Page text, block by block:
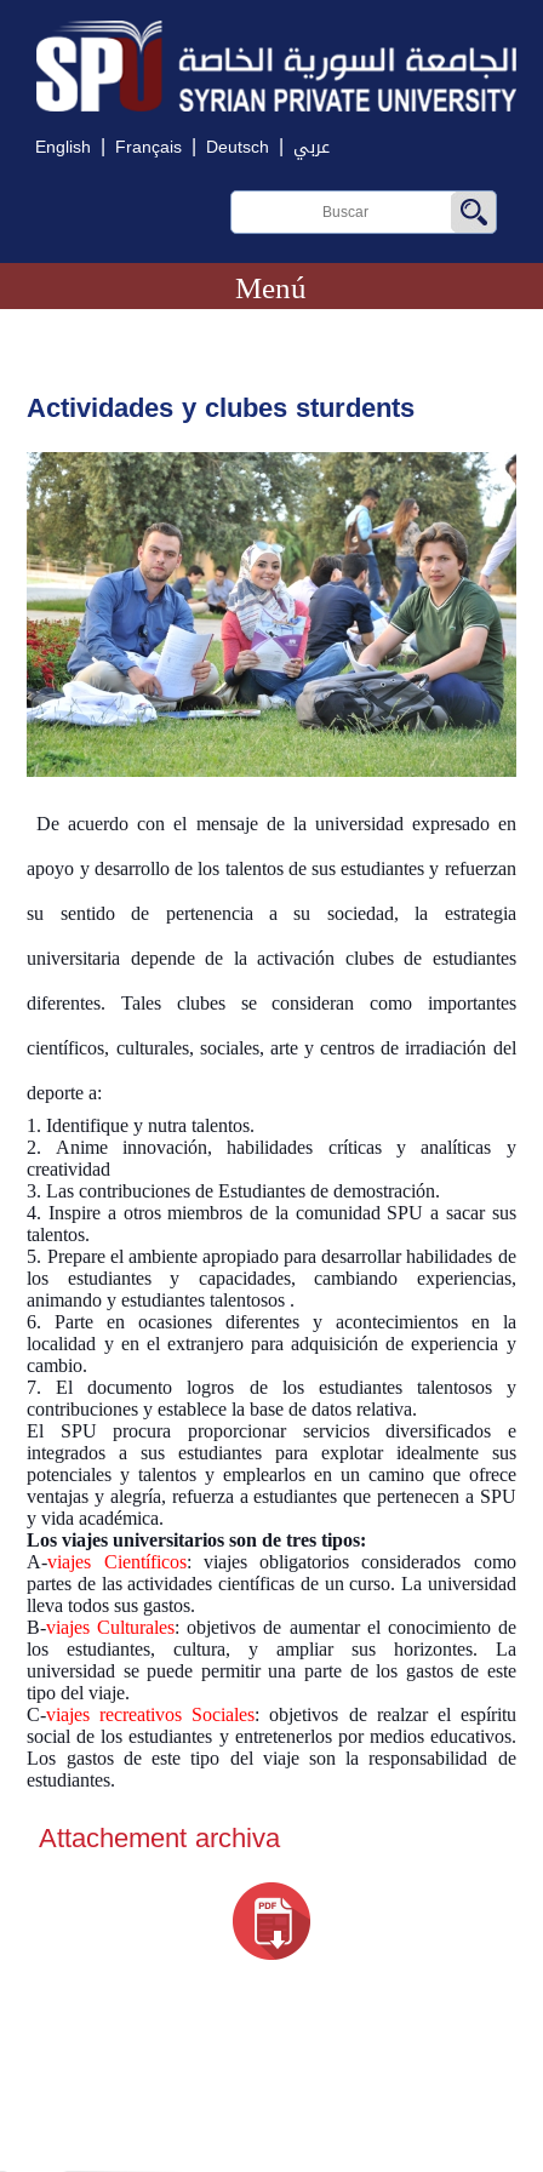
English | Français | Deutsch | عربي
Menú
Actividades y clubes sturdents
De acuerdo con el mensaje de la universidad expresado en
apoyo y desarrollo de los talentos de sus estudiantes y refuerzan
su sentido de pertenencia a su sociedad, la estrategia
universitaria depende de la activación clubes de estudiantes
diferentes. Tales clubes se consideran como importantes
científicos, culturales, sociales, arte y centros de irradiación del
deporte a:
1. Identifique y nutra talentos.
2. Anime innovación, habilidades críticas y analíticas y
creatividad
3. Las contribuciones de Estudiantes de demostración.
4. Inspire a otros miembros de la comunidad SPU a sacar sus
talentos.
5. Prepare el ambiente apropiado para desarrollar habilidades de
los estudiantes y capacidades, cambiando experiencias,
animando y estudiantes talentosos .
6. Parte en ocasiones diferentes y acontecimientos en la
localidad y en el extranjero para adquisición de experiencia y
cambio.
7. El documento logros de los estudiantes talentosos y
contribuciones y establece la base de datos relativa.
El SPU procura proporcionar servicios diversificados e
integrados a sus estudiantes para explotar idealmente sus
potenciales y talentos y emplearlos en un camino que ofrece
ventajas y alegría, refuerza a estudiantes que pertenecen a SPU
y vida académica.
Los viajes universitarios son de tres tipos:
A-viajes Científicos: viajes obligatorios considerados como
partes de las actividades científicas de un curso. La universidad
lleva todos sus gastos.
B-viajes Culturales: objetivos de aumentar el conocimiento de
los estudiantes, cultura, y ampliar sus horizontes. La
universidad se puede permitir una parte de los gastos de este
tipo del viaje.
C-viajes recreativos Sociales: objetivos de realzar el espíritu
social de los estudiantes y entretenerlos por medios educativos.
Los gastos de este tipo del viaje son la responsabilidad de
estudiantes.
Attachement archiva